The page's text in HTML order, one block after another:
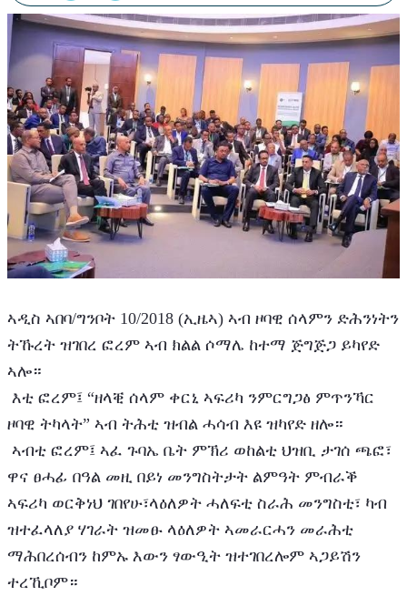
ኣዲስ ኣበባ/ግንቦት 10/2018 (ኢዜኣ) ኣብ ዞባዊ ሰላምን ድሕንነትን
ትኹረት ዝገበረ ፎረም ኣብ ክልል ሶማሌ ከተማ ጅግጅጋ ይካየድ
ኣሎ።
ዞባዊ ትካላት” ኣብ ትሕቲ ዝብል ሓሳብ እዩ ዝካየድ ዘሎ።
ዋና ፀሓፊ በዓል መዚ በይነ መንግስትታት ልምዓት ምብራቕ
ኣፍሪካ ወርቅነህ ገበየሁ፣ላዕለዎት ሓለፍቲ ስራሕ መንግስቲ፣ ካብ
ዝተፈላለያ ሃገራት ዝመፁ ላዕለዎት ኣመራርሓን መራሕቲ
ማሕበረሰብን ከምኡ እውን ፃውዒት ዝተገበረሎም ኣጋይሽን
ተረኺቦም።